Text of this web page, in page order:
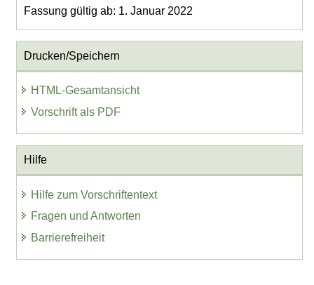
Fassung gültig ab: 1. Januar 2022
Drucken/Speichern
HTML-Gesamtansicht
Vorschrift als PDF
Hilfe
Hilfe zum Vorschriftentext
Fragen und Antworten
Barrierefreiheit